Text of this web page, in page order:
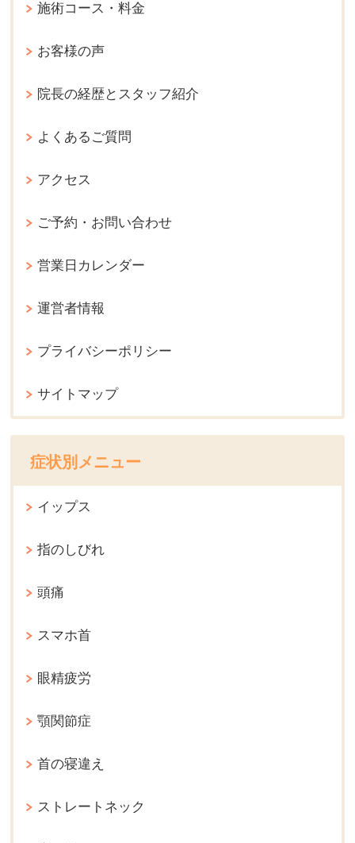
施術コース・料金
お客様の声
院長の経歴とスタッフ紹介
よくあるご質問
アクセス
ご予約・お問い合わせ
営業日カレンダー
運営者情報
プライバシーポリシー
サイトマップ
症状別メニュー
イップス
指のしびれ
頭痛
スマホ首
眼精疲労
顎関節症
首の寝違え
ストレートネック